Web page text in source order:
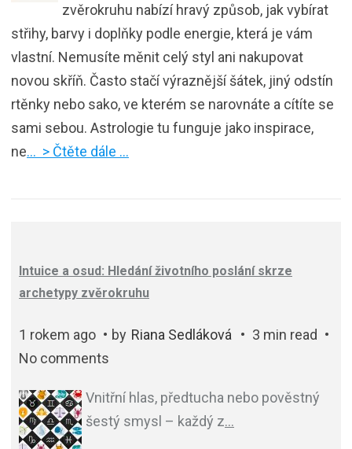
zvěrokruhu nabízí hravý způsob, jak vybírat
střihy, barvy i doplňky podle energie, která je vám
vlastní. Nemusíte měnit celý styl ani nakupovat
novou skříň. Často stačí výraznější šátek, jiný odstín
rtěnky nebo sako, ve kterém se narovnáte a cítíte se
sami sebou. Astrologie tu funguje jako inspirace,
ne… > Čtěte dále …
Intuice a osud: Hledání životního poslání skrze
archetypy zvěrokruhu
1 rokem ago by Riana Sedláková
3 min read
No comments
Vnitřní hlas, předtucha nebo pověstný
šestý smysl – každý z…